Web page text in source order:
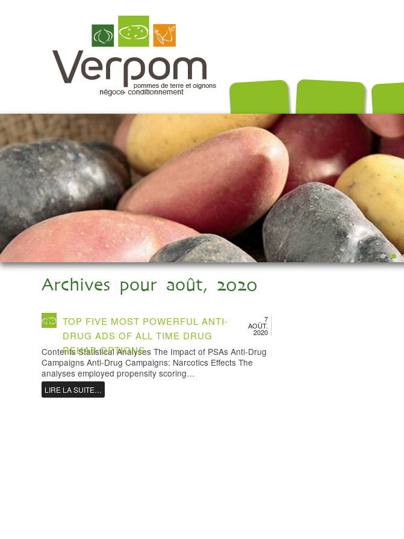
Nos variétésConditionnements Exportation
Archives pour août, 2020
7
AOÛT.
2020
TOP FIVE MOST POWERFUL ANTI-
DRUG ADS OF ALL TIME DRUG
REHAB OPTIONS
Contents Statistical Analyses The Impact of PSAs Anti-Drug
Campaigns Anti-Drug Campaigns: Narcotics Effects The
analyses employed propensity scoring…
LIRE LA SUITE…